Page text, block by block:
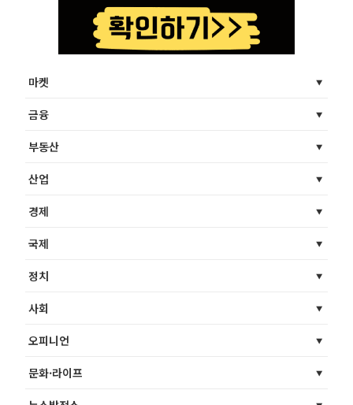
마켓
금융
부동산
산업
경제
국제
정치
사회
오피니언
문화·라이프